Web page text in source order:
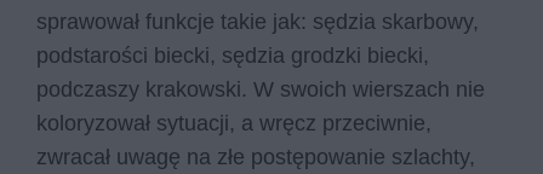
sprawował funkcje takie jak: sędzia skarbowy,
podstarości biecki, sędzia grodzki biecki,
podczaszy krakowski. W swoich wierszach nie
koloryzował sytuacji, a wręcz przeciwnie,
zwracał uwagę na złe postępowanie szlachty,